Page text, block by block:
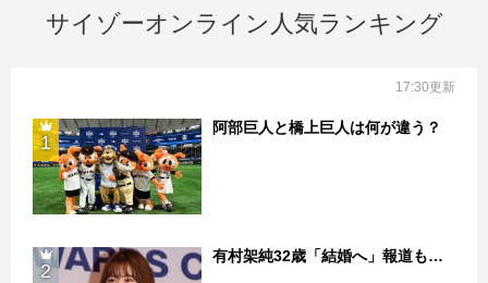
サイゾーオンライン人気ランキング
17:30更新
1
阿部巨人と橋上巨人は何が違う？
2
有村架純32歳「結婚へ」報道も…